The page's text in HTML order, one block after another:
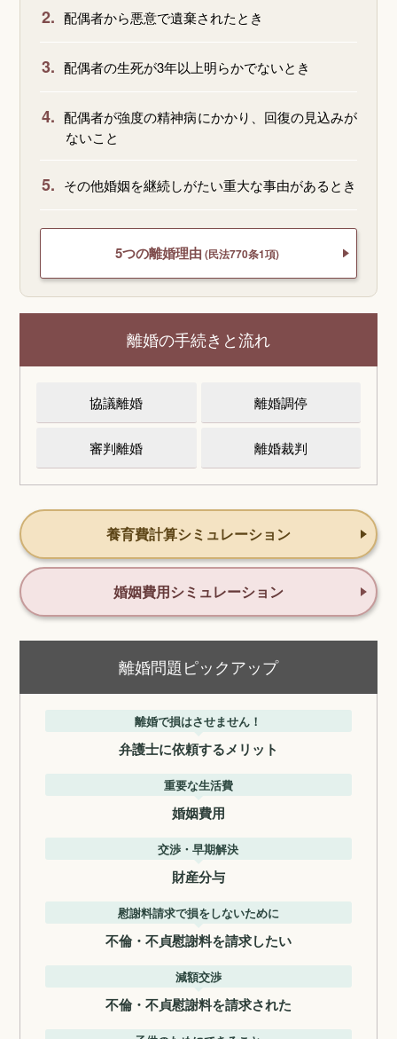
2. 配偶者から悪意で遺棄されたとき
3. 配偶者の生死が3年以上明らかでないとき
4. 配偶者が強度の精神病にかかり、回復の見込みが
ないこと
5. その他婚姻を継続しがたい重大な事由があるとき
5つの離婚理由 (民法770条1項)
離婚の手続きと流れ
協議離婚 離婚調停
審判離婚 離婚裁判
養育費計算シミュレーション
婚姻費用シミュレーション
離婚問題ピックアップ
離婚で損はさせません！
弁護士に依頼するメリット
重要な生活費
婚姻費用
交渉・早期解決
財産分与
慰謝料請求で損をしないために
不倫・不貞慰謝料を請求したい
減額交渉
不倫・不貞慰謝料を請求された